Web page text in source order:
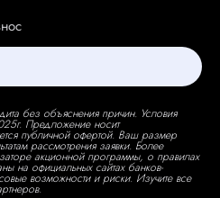
без объяснения причин. Условия
Предложение носит
публичной офертой. Ваш размер
рассмотрения заявки. Более
акционной программы, о правилах
на официальных сайтах банков-
возможности и риски. Изучите все